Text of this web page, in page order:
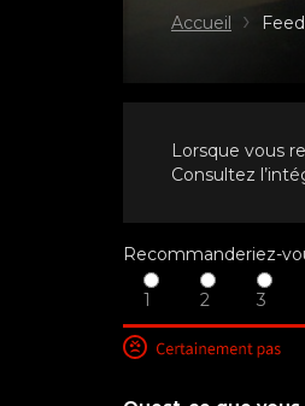
Accueil
Lorsque vous
Consultez
Recommanderiez-
1 2 3